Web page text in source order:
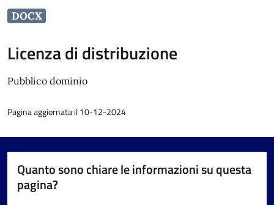
DOCX
Licenza di distribuzione
Pubblico dominio
Pagina aggiornata il 10-12-2024
Quanto sono chiare le informazioni su questa
pagina?